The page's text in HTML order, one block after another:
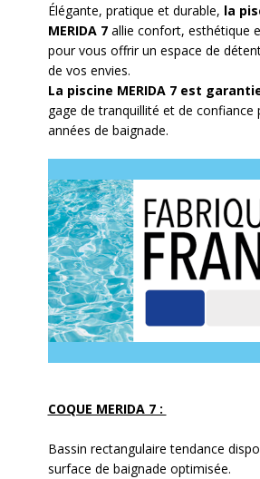
Élégante, pratique et durable, la
MERIDA 7 allie confort, esthétique
pour vous offrir un espace de
de vos envies.
La piscine MERIDA 7 est
gage de tranquillité et de confiance
années de baignade.
COQUE MERIDA 7 :
Bassin rectangulaire tendance
surface de baignade optimisée.